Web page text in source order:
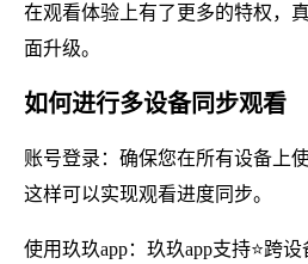
在观看体验上有了更多的特权，
面升级。
如何进行多设备同步观看
账号登录：确保您在所有设备上
这样可以实现观看进度同步。
使用玖玖app：玖玖app支持⭐跨